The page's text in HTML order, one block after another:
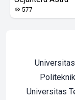
577
Universitas